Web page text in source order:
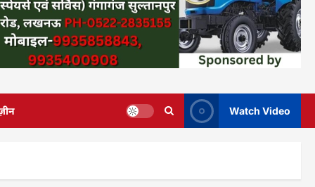
Watch Video